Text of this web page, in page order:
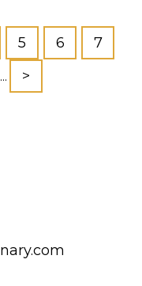
5 6
7
... >